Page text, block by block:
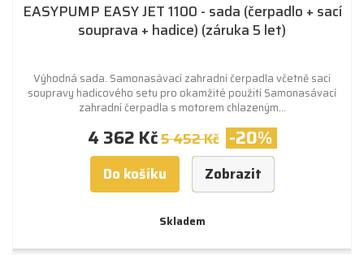
EASYPUMP EASY JET 1100 - sada (čerpadlo + sací
souprava + hadice) (záruka 5 let)
Výhodná sada. Samonasávací zahradní čerpadla včetně sací
soupravy hadicového setu pro okamžité použití Samonasávací
zahradní čerpadla s motorem chlazeným...
4 362 Kč5 452 Kč -20%
Do košíku Zobrazit
Skladem